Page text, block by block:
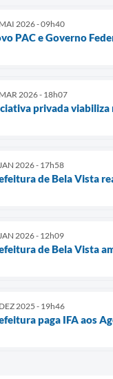
2026 - 09h40
PAC e Governo
2026 - 18h07
privada viabiliza
2026 - 17h58
de Bela Vista
2026 - 12h09
de Bela Vista
2025 - 19h46
paga IFA aos